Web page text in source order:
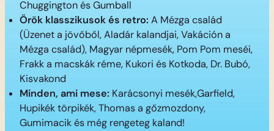
Chuggington és Gumball
Örök klasszikusok és retro: A Mézga család
(Üzenet a jövőből, Aladár kalandjai, Vakáción a
Mézga család), Magyar népmesék, Pom Pom meséi,
Frakk a macskák réme, Kukori és Kotkoda, Dr. Bubó,
Kisvakond
Minden, ami mese: Karácsonyi mesék,Garfield,
Hupikék törpikék, Thomas a gőzmozdony,
Gumimacik és még rengeteg kaland!